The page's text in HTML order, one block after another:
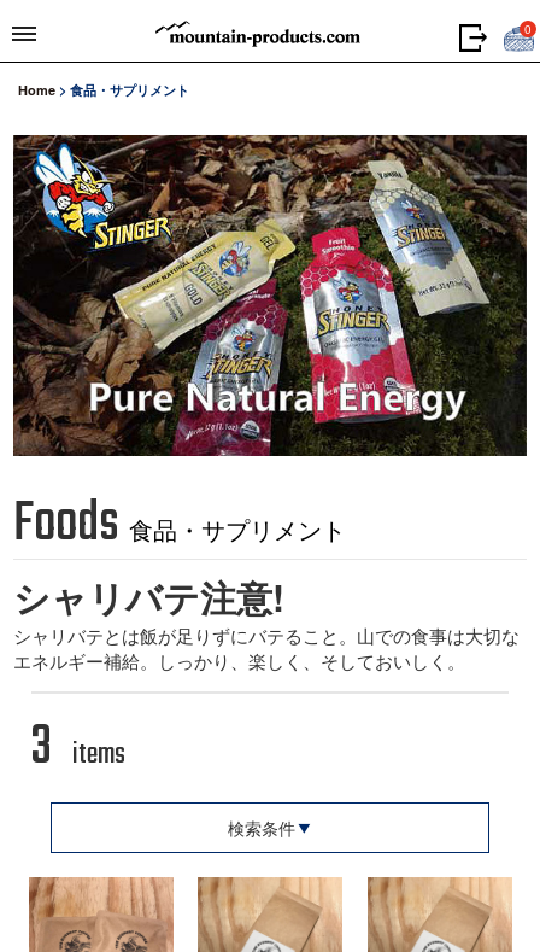
0
Home > 食品・サプリメント
Foods 食品・サプリメント
シャリバテ注意!
シャリバテとは飯が足りずにバテること。山での食事は大切な
エネルギー補給。しっかり、楽しく、そしておいしく。
3 items
検索条件